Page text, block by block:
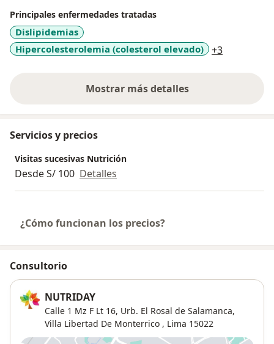
Principales enfermedades tratadas
Dislipidemias
Hipercolesterolemia (colesterol elevado)
+3
Mostrar más detalles
sobre la experiencia
Servicios y precios
Visitas sucesivas Nutrición
Desde S/ 100 Detalles
¿Cómo funcionan los precios?
Consultorio
NUTRIDAY
Calle 1 Mz F Lt 16, Urb. El Rosal de Salamanca,
Villa Libertad De Monterrico , Lima 15022